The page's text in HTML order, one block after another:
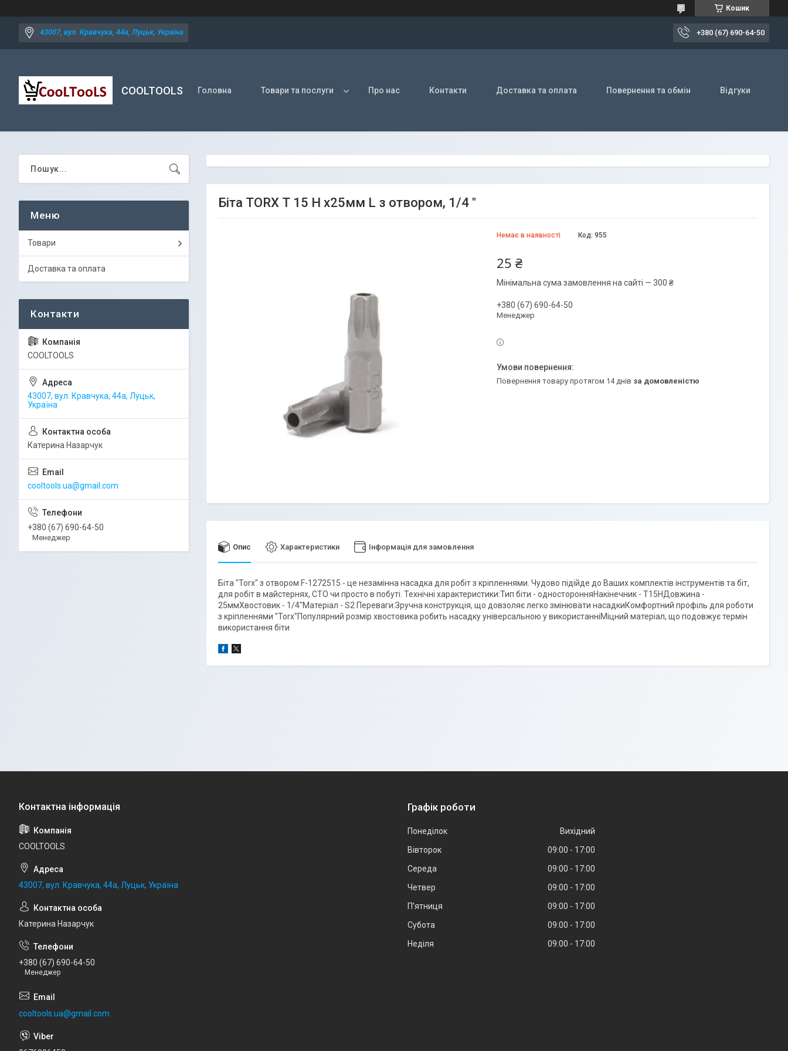
Кошик
43007, вул. Кравчука, 44а, Луцьк, Україна +380 (67) 690-64-50
COOLTOOLS Головна Товари та послуги Про нас Контакти Доставка та оплата Повернення та обмін Відгуки
Біта TORX T 15 H х25мм L з отвором, 1/4 "
Немає в наявності Код: 955
25 ₴
Мінімальна сума замовлення на сайті — 300 ₴
+380 (67) 690-64-50
Менеджер
повернення товару протягом 14 днів за домовленістю
Опис Характеристики Інформація для замовлення
Біта "Torx" з отвором F-1272515 - це незамінна насадка для робіт з кріпленнями. Чудово підійде до Ваших комплектів інструментів та біт,
для робіт в майстернях, СТО чи просто в побуті. Технічні характеристики:Тип біти - односторонняНакінечник - T15HДовжина -
25ммХвостовик - 1/4"Матеріал - S2 Переваги:Зручна конструкція, що довзоляє легко змінювати насадкиКомфортний профіль для роботи
з кріпленнями "Torx"Популярний розмір хвостовика робить насадку універсальною у використанніМіцний матеріал, що подовжує термін
використання біти
Товари
Доставка та оплата
COOLTOOLS
43007, вул. Кравчука, 44а, Луцьк,
Україна
Катерина Назарчук
cooltools.ua@gmail.com
+380 (67) 690-64-50
Менеджер
COOLTOOLS
43007, вул. Кравчука, 44а, Луцьк, Україна
Катерина Назарчук
+380 (67) 690-64-50
Менеджер
cooltools.ua@gmail.com
Графік роботи
Понеділок
Вихідний
Вівторок
09:00
17:00
Середа
09:00
17:00
Четвер
09:00
17:00
Пʼятниця
09:00
17:00
Субота
09:00
17:00
Неділя
09:00 17:00